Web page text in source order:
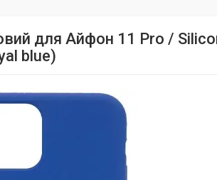
для Айфон 11 Pro /
blue)